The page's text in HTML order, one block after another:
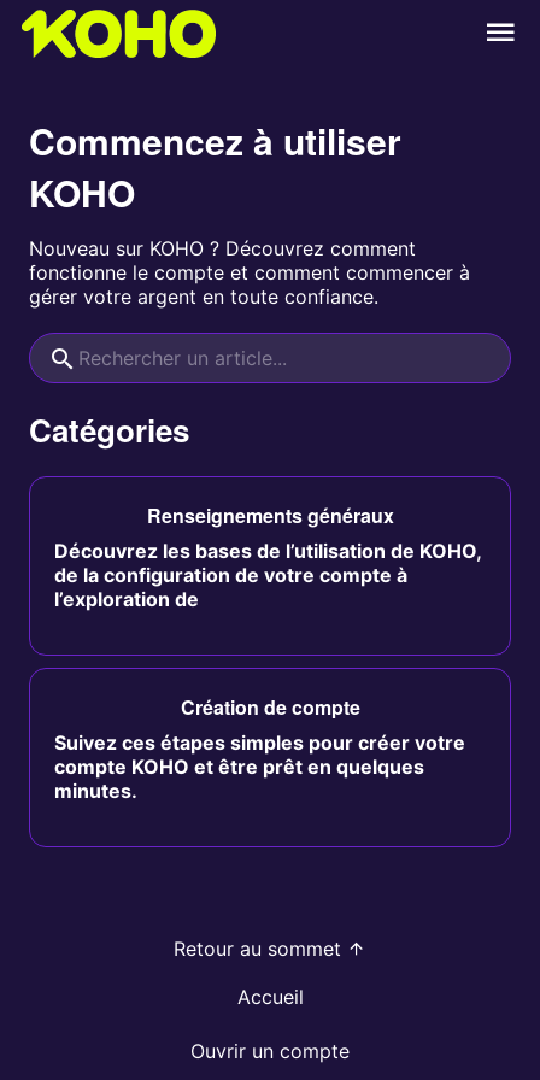
Commencez à utiliser
KOHO
Nouveau sur KOHO ? Découvrez comment
fonctionne le compte et comment commencer à
gérer votre argent en toute confiance.
Catégories
Renseignements généraux
Découvrez les bases de l’utilisation de KOHO,
de la configuration de votre compte à
l’exploration de
Création de compte
Suivez ces étapes simples pour créer votre
compte KOHO et être prêt en quelques
minutes.
Retour au sommet
Accueil
Ouvrir un compte